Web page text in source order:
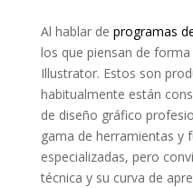
Al hablar de programas
los que piensan de
Illustrator. Estos son
habitualmente están
de diseño gráfico
gama de herramientas y
especializadas, pero
técnica y su curva de